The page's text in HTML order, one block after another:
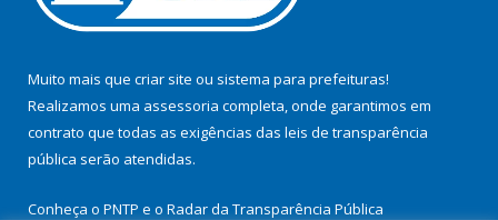
Muito mais que criar site ou sistema para prefeituras!
Realizamos uma assessoria completa, onde garantimos em
contrato que todas as exigências das leis de transparência
pública serão atendidas.
Conheça o PNTP e o Radar da Transparência Pública